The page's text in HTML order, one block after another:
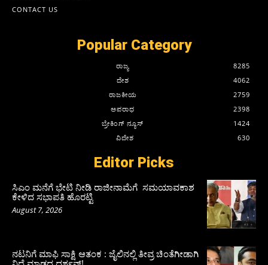
CONTACT US
Popular Category
ರಾಜ್ಯ
8285
ದೇಶ
4062
ರಾಜಕೀಯ
2759
ಅಪರಾಧ
2398
ಬ್ರೇಕಿಂಗ್ ನ್ಯೂಸ್
1424
ವಿದೇಶ
630
Editor Picks
ಸಿಎಂ ಮನೆಗೆ ಭೇಟಿ ನೀಡಿ ರಾಜೀನಾಮೆಗೆ ಸಮಯಾವಕಾಶ
ಕೇಳಿದ ಸಭಾಪತಿ ಹೊರಟ್ಟಿ
August 7, 2026
ನಟನಿಗೆ ಮಾಫಿ ಸಾಕ್ಷಿ ಆತಂಕ : ಜೈಲಿನಲ್ಲಿ ತೀವ್ರ ಚಿಂತೆಗೀಡಾಗಿ